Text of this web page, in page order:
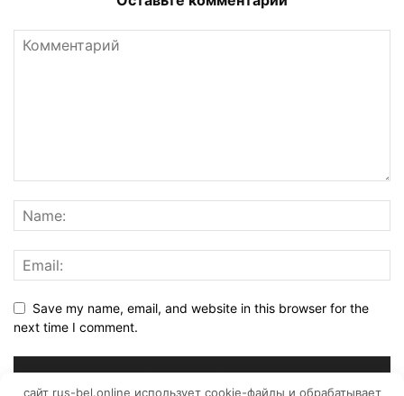
Save my name, email, and website in this browser for the
next time I comment.
сайт rus-bel.online использует cookie-файлы и обрабатывает